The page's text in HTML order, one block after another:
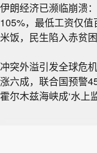
伊朗经济已濒临崩溃
105%，最低工资仅
米饭，民生陷入赤贫困
冲突外溢引发全球危
涨六成，联合国预警
霍尔木兹海峡成‘水上监